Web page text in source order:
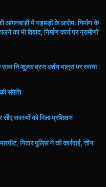
में गड़बड़ी के आरोप: निर्माण के
का भी विवाद, निर्माण कार्य पर ग्रामीणों
निःशुल्क ब्रज दर्शन यात्रा पर रवाना
संपत्ति
सदस्यों को मिला प्रशिक्षण
निवार पुलिस ने की कार्रवाई, तीन